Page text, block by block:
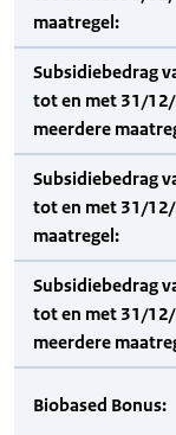
maatregel:
Subsidiebedrag
tot en met 31/
meerdere
Subsidiebedrag
tot en met 31/
maatregel:
Subsidiebedrag
tot en met 31/
meerdere
Biobased Bonus: